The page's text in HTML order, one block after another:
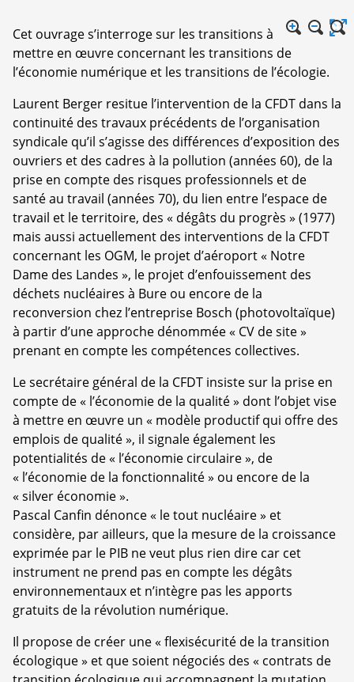
Cet ouvrage s’interroge sur les transitions à
mettre en œuvre concernant les transitions de
l’économie numérique et les transitions de l’écologie.
Laurent Berger resitue l’intervention de la CFDT dans la
continuité des travaux précédents de l’organisation
syndicale qu’il s’agisse des différences d’exposition des
ouvriers et des cadres à la pollution (années 60), de la
prise en compte des risques professionnels et de
santé au travail (années 70), du lien entre l’espace de
travail et le territoire, des « dégâts du progrès » (1977)
mais aussi actuellement des interventions de la CFDT
concernant les OGM, le projet d’aéroport « Notre
Dame des Landes », le projet d’enfouissement des
déchets nucléaires à Bure ou encore de la
reconversion chez l’entreprise Bosch (photovoltaïque)
à partir d’une approche dénommée « CV de site »
prenant en compte les compétences collectives.
Le secrétaire général de la CFDT insiste sur la prise en
compte de « l’économie de la qualité » dont l’objet vise
à mettre en œuvre un « modèle productif qui offre des
emplois de qualité », il signale également les
potentialités de « l’économie circulaire », de
« l’économie de la fonctionnalité » ou encore de la
« silver économie ».
Pascal Canfin dénonce « le tout nucléaire » et
considère, par ailleurs, que la mesure de la croissance
exprimée par le PIB ne veut plus rien dire car cet
instrument ne prend pas en compte les dégâts
environnementaux et n’intègre pas les apports
gratuits de la révolution numérique.
Il propose de créer une « flexisécurité de la transition
écologique » et que soient négociés des « contrats de